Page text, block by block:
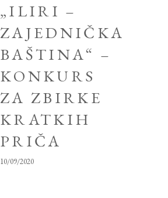
„ILIRI –
ZAJEDNIČKA
BAŠTINA“ –
KONKURS
ZA ZBIRKE
KRATKIH
PRIČA
10/09/2020